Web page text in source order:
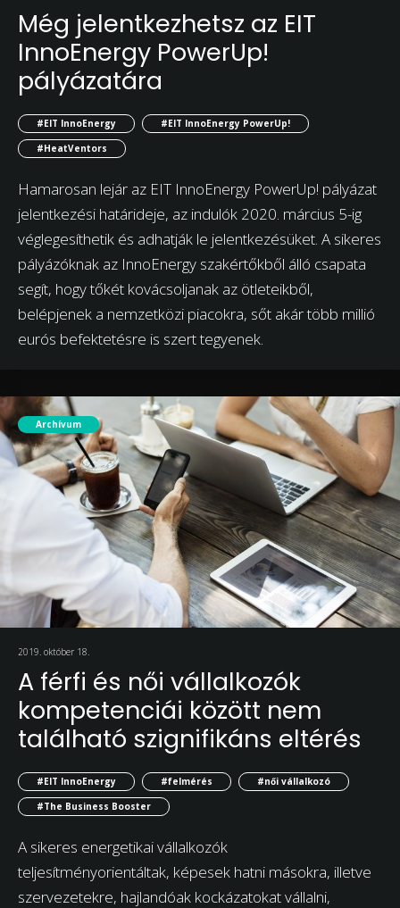
Még jelentkezhetsz az EIT
InnoEnergy PowerUp!
pályázatára
#EIT InnoEnergy
#EIT InnoEnergy PowerUp!
#HeatVentors
Hamarosan lejár az EIT InnoEnergy PowerUp! pályázat
jelentkezési határideje, az indulók 2020. március 5-ig
véglegesíthetik és adhatják le jelentkezésüket. A sikeres
pályázóknak az InnoEnergy szakértőkből álló csapata
segít, hogy tőkét kovácsoljanak az ötleteikből,
belépjenek a nemzetközi piacokra, sőt akár több millió
eurós befektetésre is szert tegyenek.
Archívum
2019. október 18.
A férfi és női vállalkozók
kompetenciái között nem
található szignifikáns eltérés
#EIT InnoEnergy #felmérés
#női vállalkozó
#The Business Booster
A sikeres energetikai vállalkozók
teljesítményorientáltak, képesek hatni másokra, illetve
szervezetekre, hajlandóak kockázatokat vállalni,